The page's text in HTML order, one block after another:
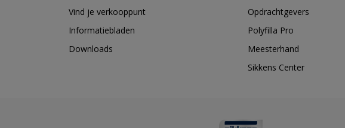
Vind je verkooppunt
Informatiebladen
Downloads
Opdrachtgevers
Polyfilla Pro
Meesterhand
Sikkens Center